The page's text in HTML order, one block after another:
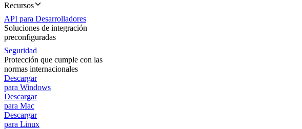
Recursos
API para Desarrolladores
Soluciones de integración
preconfiguradas
Seguridad
Protección que cumple con las
normas internacionales
Descargar
para Windows
Descargar
para Mac
Descargar
para Linux